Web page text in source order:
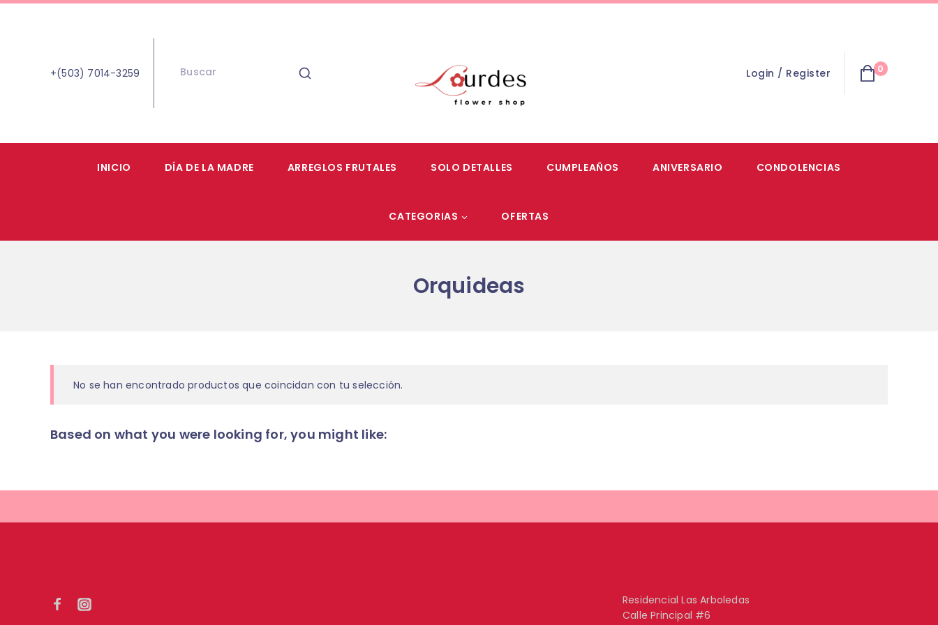
+(503) 7014-3259 Login / Register 0
INICIO DÍA DE LA MADRE ARREGLOS FRUTALES SOLO DETALLES CUMPLEAÑOS ANIVERSARIO CONDOLENCIAS
CATEGORIAS OFERTAS
Orquideas
No se han encontrado productos que coincidan con tu selección.
Based on what you were looking for, you might like:
Residencial Las Arboledas
Calle Principal #6